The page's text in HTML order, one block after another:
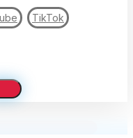
TikTok